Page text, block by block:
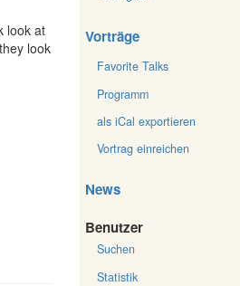
look at
look
Vorträge
Favorite Talks
Programm
als iCal exportieren
Vortrag einreichen
News
Benutzer
Suchen
Statistik